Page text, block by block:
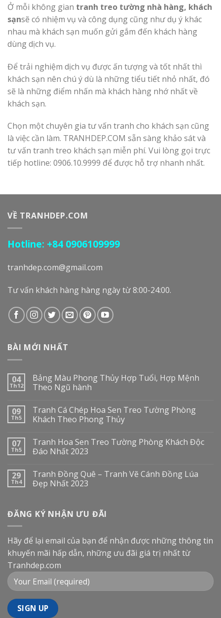
Ở mỗi không gian tranh treo tường nhà hàng, khách
sạnsẽ có nhiệm vụ và công dụng cũng như dụ ý khác
nhau mà khách sạn muốn gửi gắm đến khách hàng
dùng dịch vụ.
Để trải nghiệm dịch vụ được ấn tượng và tốt nhất thì
khách sạn nên chú ý dù là những tiểu tiết nhỏ nhất, đó
sẽ là những điểm nhấn mà khách hàng nhớ nhất về
khách sạn.
Chọn một chuyên gia tư vấn tranh cho khách sạn cũng
là việc cần làm. TRANHDEP.COM sẵn sàng khảo sát và
tư vấn tranh treo khách sạn miễn phí. Vui lòng gọi trực
tiếp hotline: 0906.10.9999 để được hỗ trợ nhanh nhất.
VỀ TRANHDEP.COM
Hotline: +84 0906109999
tranhdep.com@gmail.com
Tư vấn khách hàng hàng ngày từ 8:00-24:00.
BÀI MỚI NHẤT
04
Th12
Bảng Màu Phong Thủy Hợp Tuổi, Hợp Mệnh
Theo Ngũ hành
09
Th5
Tranh Cá Chép Hoa Sen Treo Tường Phòng
Khách Theo Phong Thủy
07
Th5
Tranh Hoa Sen Treo Tường Phòng Khách Độc
Đáo Nhất 2023
29
Th4
Tranh Đồng Quê – Tranh Vẽ Cánh Đồng Lúa
Đẹp Nhất 2023
ĐĂNG KÝ NHẬN ƯU ĐÃI
Hãy để lại email của bạn để nhận được những thông tin
khuyến mãi hấp dẫn, những ưu đãi giá trị nhất từ
Tranhdep.com